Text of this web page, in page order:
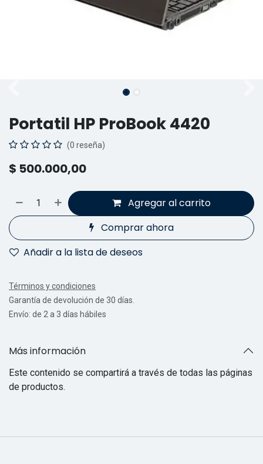
Portatil HP ProBook 4420
(0 reseña)
$ 500.000,00
Agregar al carrito
Comprar ahora
Añadir a la lista de deseos
Términos y condiciones
Garantía de devolución de 30 días.
Envío: de 2 a 3 días hábiles
Más información
Este contenido se compartirá a través de todas las páginas
de productos.